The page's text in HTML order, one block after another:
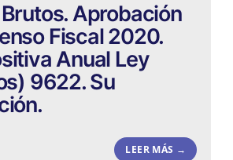
Aprobación
Fiscal 2020.
Anual Ley
9622. Su
LEER MÁS →